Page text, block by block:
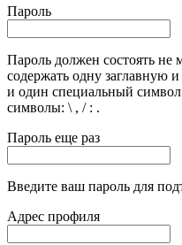
Пароль
Пароль должен состоять не
содержать одну заглавную
и один специальный
символы: \ , / : .
Пароль еще раз
Введите ваш пароль для
Адрес профиля